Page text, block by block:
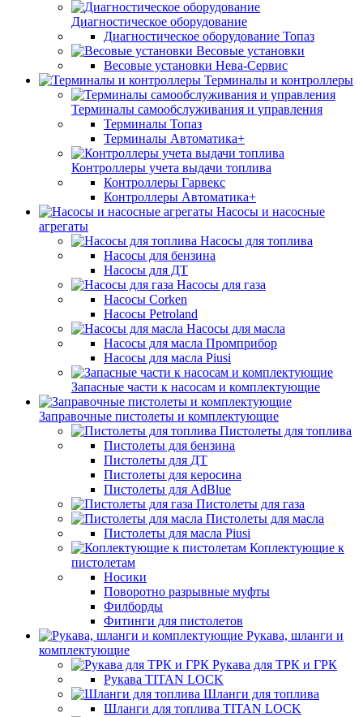
Диагностическое оборудование
Диагностическое оборудование Топаз
Весовые установки
Весовые установки Нева-Сервис
Терминалы и контроллеры
Терминалы самообслуживания и управления
Терминалы Топаз
Терминалы Автоматика+
Контроллеры учета выдачи топлива
Контроллеры Гарвекс
Контроллеры Автоматика+
Насосы и насосные
агрегаты
Насосы для топлива
Насосы для бензина
Насосы для ДТ
Насосы для газа
Насосы Corken
Насосы Petroland
Насосы для масла
Насосы для масла Промприбор
Насосы для масла Piusi
Запасные части к насосам и комплектующие
Заправочные пистолеты и комплектующие
Пистолеты для топлива
Пистолеты для бензина
Пистолеты для ДТ
Пистолеты для керосина
Пистолеты для AdBlue
Пистолеты для газа
Пистолеты для масла
Пистолеты для масла Piusi
Коплектующие к
пистолетам
Носики
Поворотно разрывные муфты
Филборды
Фитинги для пистолетов
Рукава, шланги и
комплектующие
Рукава для ТРК и ГРК
Рукава TITAN LOCK
Шланги для топлива
Шланги для топлива TITAN LOCK